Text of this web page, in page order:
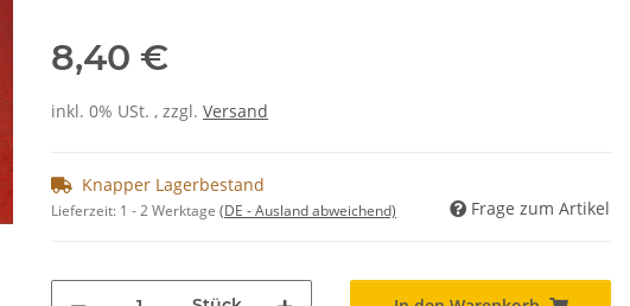
8,40 €
inkl. 0% USt. , zzgl. Versand
Knapper Lagerbestand
Lieferzeit: 1 - 2 Werktage (DE - Ausland abweichend) Frage zum Artikel